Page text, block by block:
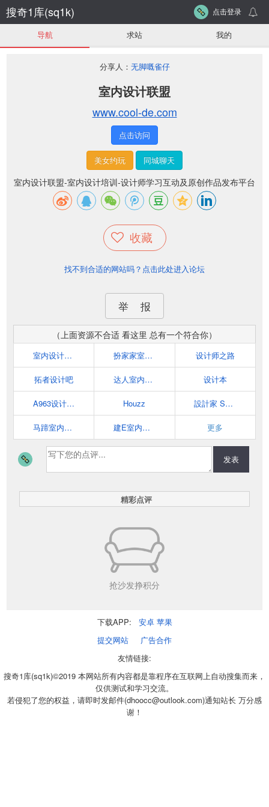
搜奇1库(sq1k) 点击登录
导航 求站 我的
分享人： 无脚嘅雀仔
室内设计联盟
www.cool-de.com
点击访问
美女约玩 同城聊天
室内设计联盟-室内设计培训-设计师学习互动及原创作品发布平台
收藏
找不到合适的网站吗？点击此处进入论坛
举 报
（上面资源不合适 看这里 总有一个符合你）
室内设计联盟 扮家家室内设计网 设计师之路
拓者设计吧 达人室内设计网 设计本
A963设计网-全球建筑、景观、软装、室内设计师首选平台 Houzz 設計家 Searchome－室內設計、裝潢設計社群平台
马蹄室内设计网 建E室内设计网 更多
发表
精彩点评
抢沙发挣积分
下载APP: 安卓 苹果
提交网站
广告合作
友情链接:
搜奇1库(sq1k)©2019 本网站所有内容都是靠程序在互联网上自动搜集而来，
仅供测试和学习交流。
若侵犯了您的权益，请即时发邮件(dhoocc@outlook.com)通知站长 万分感
谢！